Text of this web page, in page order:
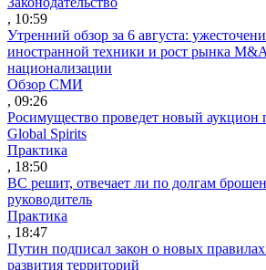
, 10:59
Утренний обзор за 6 августа:
иностранной техники и рост рынка M&A
национализации
Обзор СМИ
, 09:26
Росимущество проведет новый аукцион
Global Spirits
Практика
, 18:50
ВС решит, отвечает ли по долгам
руководитель
Практика
, 18:47
Путин подписал закон о новых
развития территорий